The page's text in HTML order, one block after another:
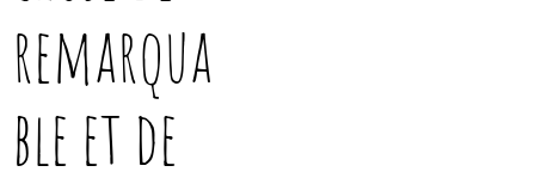
remarqua
ble et de